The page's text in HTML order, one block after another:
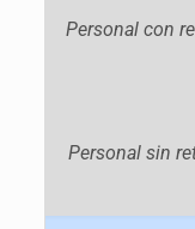
Personal con
Personal sin